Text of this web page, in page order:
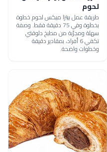
لحوم
طريقة عمل بيتزا ميكس لحوم خطوة
بخطوة وفي 75 دقيقة فقط. وصفة
سهلة ومجرّبة من مطبخ دلوقتي
تكفي 6 أفراد، بمقادير دقيقة
وخطوات واضحة.